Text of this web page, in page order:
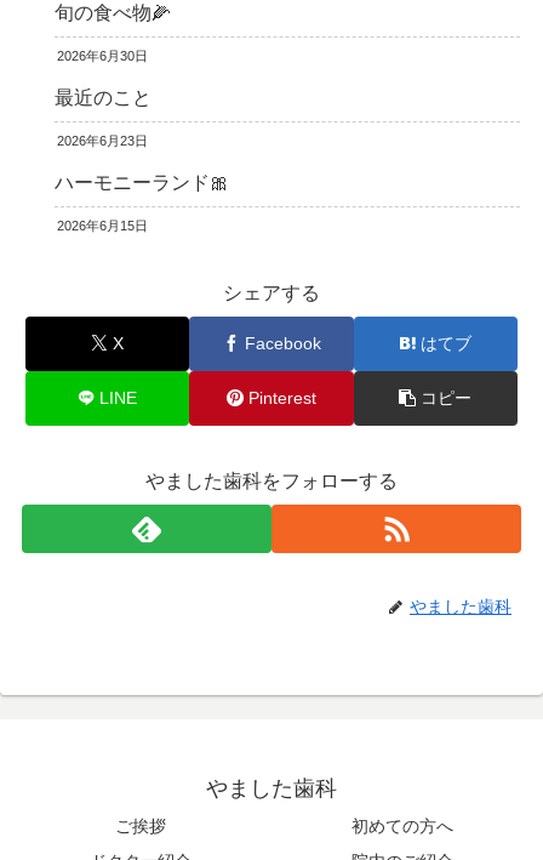
旬の食べ物🌽
2026年6月30日
最近のこと
2026年6月23日
ハーモニーランド🎀
2026年6月15日
シェアする
X Facebook はてブ
LINE Pinterest コピー
やました歯科をフォローする
やました歯科
やました歯科
ご挨拶
初めての方へ